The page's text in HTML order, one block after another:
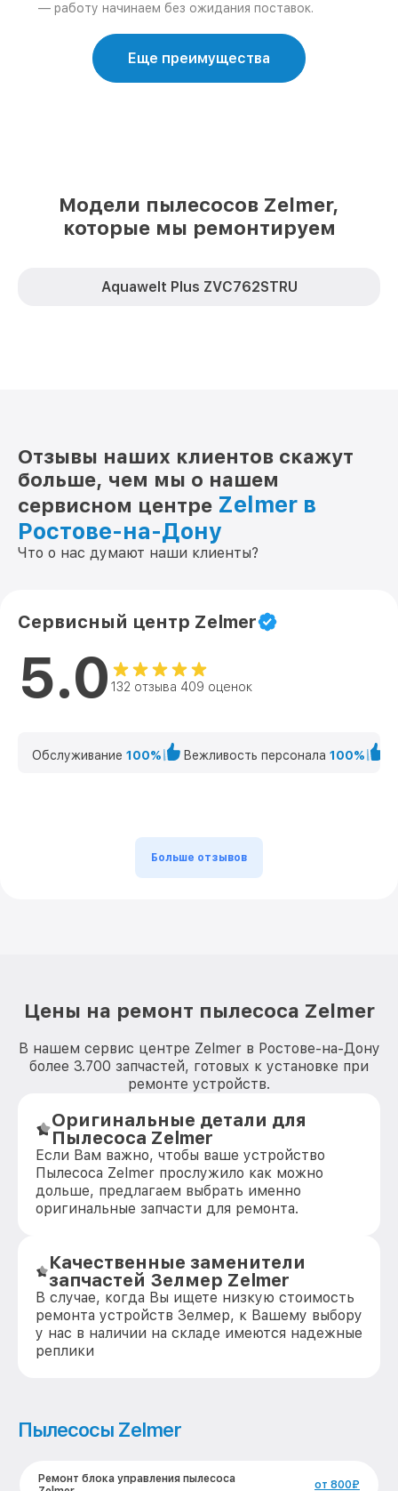
— работу начинаем без ожидания поставок.
Еще преимущества
Модели пылесосов Zelmer,
которые мы ремонтируем
Aquawelt Plus ZVC762STRU
Отзывы наших клиентов скажут
больше, чем мы о нашем
сервисном центре Zelmer в
Ростове-на-Дону
Что о нас думают наши клиенты?
Сервисный центр Zelmer
5.0 132 отзыва 409 оценок
Обслуживание 100% Вежливость персонала 100%
Больше отзывов
Цены на ремонт пылесоса Zelmer
В нашем сервис центре Zelmer в Ростове-на-Дону
более 3.700 запчастей, готовых к установке при
ремонте устройств.
Оригинальные детали для
Пылесоса Zelmer
Если Вам важно, чтобы ваше устройство
Пылесоса Zelmer прослужило как можно
дольше, предлагаем выбрать именно
оригинальные запчасти для ремонта.
Качественные заменители
запчастей Зелмер Zelmer
В случае, когда Вы ищете низкую стоимость
ремонта устройств Зелмер, к Вашему выбору
у нас в наличии на складе имеются надежные
реплики
Пылесосы Zelmer
Ремонт блока управления пылесоса
от 800₽